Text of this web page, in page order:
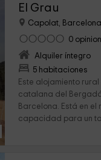
El Grau
Capolat, Barcelona
0
Alquiler íntegro
5 habitaciones
Este alojamiento
catalana del
Barcelona. Está en
capacidad para un